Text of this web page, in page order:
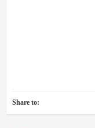
Share to: